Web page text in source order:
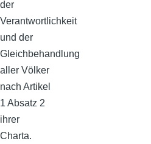
der
Verantwortlichkeit
und der
Gleichbehandlung
aller Völker
nach Artikel
1 Absatz 2
ihrer
Charta.